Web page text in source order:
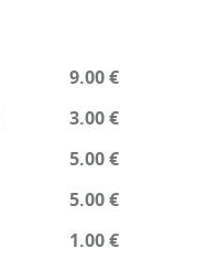
9.00 €
3.00 €
5.00 €
5.00 €
1.00 €